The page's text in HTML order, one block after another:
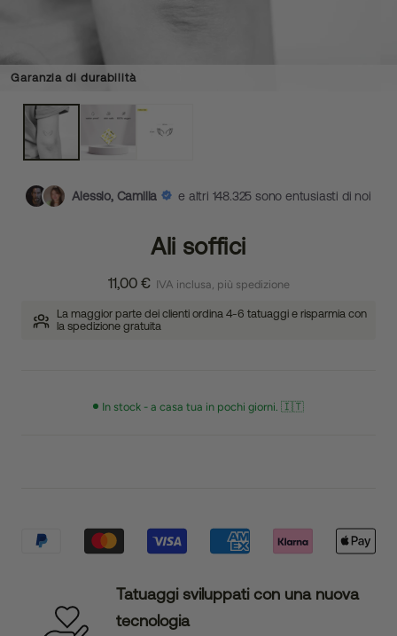
Garanzia di durabilità
Alessio, Camilla e altri 148.325 sono entusiasti di noi
Ali soffici
11,00 € IVA inclusa, più spedizione
La maggior parte dei clienti ordina 4-6 tatuaggi e risparmia con
la spedizione gratuita
In stock - a casa tua in pochi giorni. 🇮🇹
Tatuaggi sviluppati con una nuova
tecnologia